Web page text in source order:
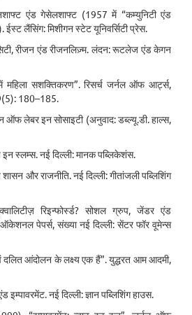
एंड गेसेलशाफ्ट (1957 में “कम्युनिटी एंड
लैंसिंग: मिशीगन स्टेट यूनिवर्सिटी प्रेस.
रीजन एंड रीजनलिज़्म. लंदन: रूटलेज एंड केगन
महिला सशक्तिकरण”. रिसर्च जर्नल ऑफ आर्ट्स,
180–185.
ऑफ लेबर इन सोसाइटी (अनुवाद: डब्ल्यू.डी. हाल्स,
स्लम्स. नई दिल्ली: मानक पब्लिकेशंस.
और राजनीति. नई दिल्ली: गीतांजली पब्लिशिंग
रिइन्फोर्स्ड? सोशल ग्रुप, जेंडर एंड
ऑकेशनल पेपर्स, संख्या नई दिल्ली: सेंटर फॉर वूमेन्स
आंदोलन के लक्ष्य एक हैं”. युद्धरत आम आदमी,
नई दिल्ली: ज्ञान पब्लिशिंग हाउस.